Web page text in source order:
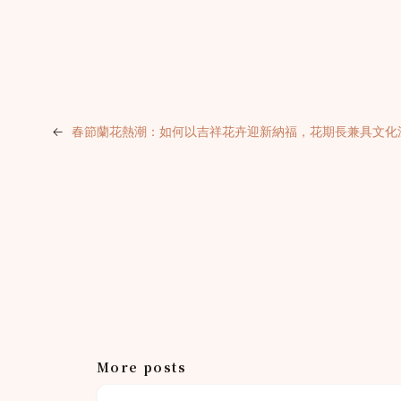
← 春節蘭花熱潮：如何以吉祥花卉迎新納福，花期長兼具文化
More posts